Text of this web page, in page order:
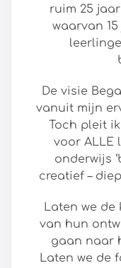
ruim 25
waarvan
De visie
vanuit mijn
Toch pleit
voor ALLE
onderwijs
creatief –
Laten we
van hun
gaan naar
Laten we de